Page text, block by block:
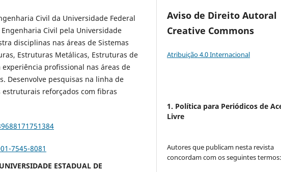
Civil da Universidade Federal
Civil pela Universidade
disciplinas nas áreas de Sistemas
Estruturas Metálicas, Estruturas de
profissional nas áreas de
Desenvolve pesquisas na linha de
reforçados com fibras
7545-8081
ESTADUAL DE
Aviso de Direito Autoral
Creative Commons
Atribuição 4.0 Internacional
1. Política para Periódicos de
Livre
Autores que publicam nesta revista
concordam com os seguintes termos: